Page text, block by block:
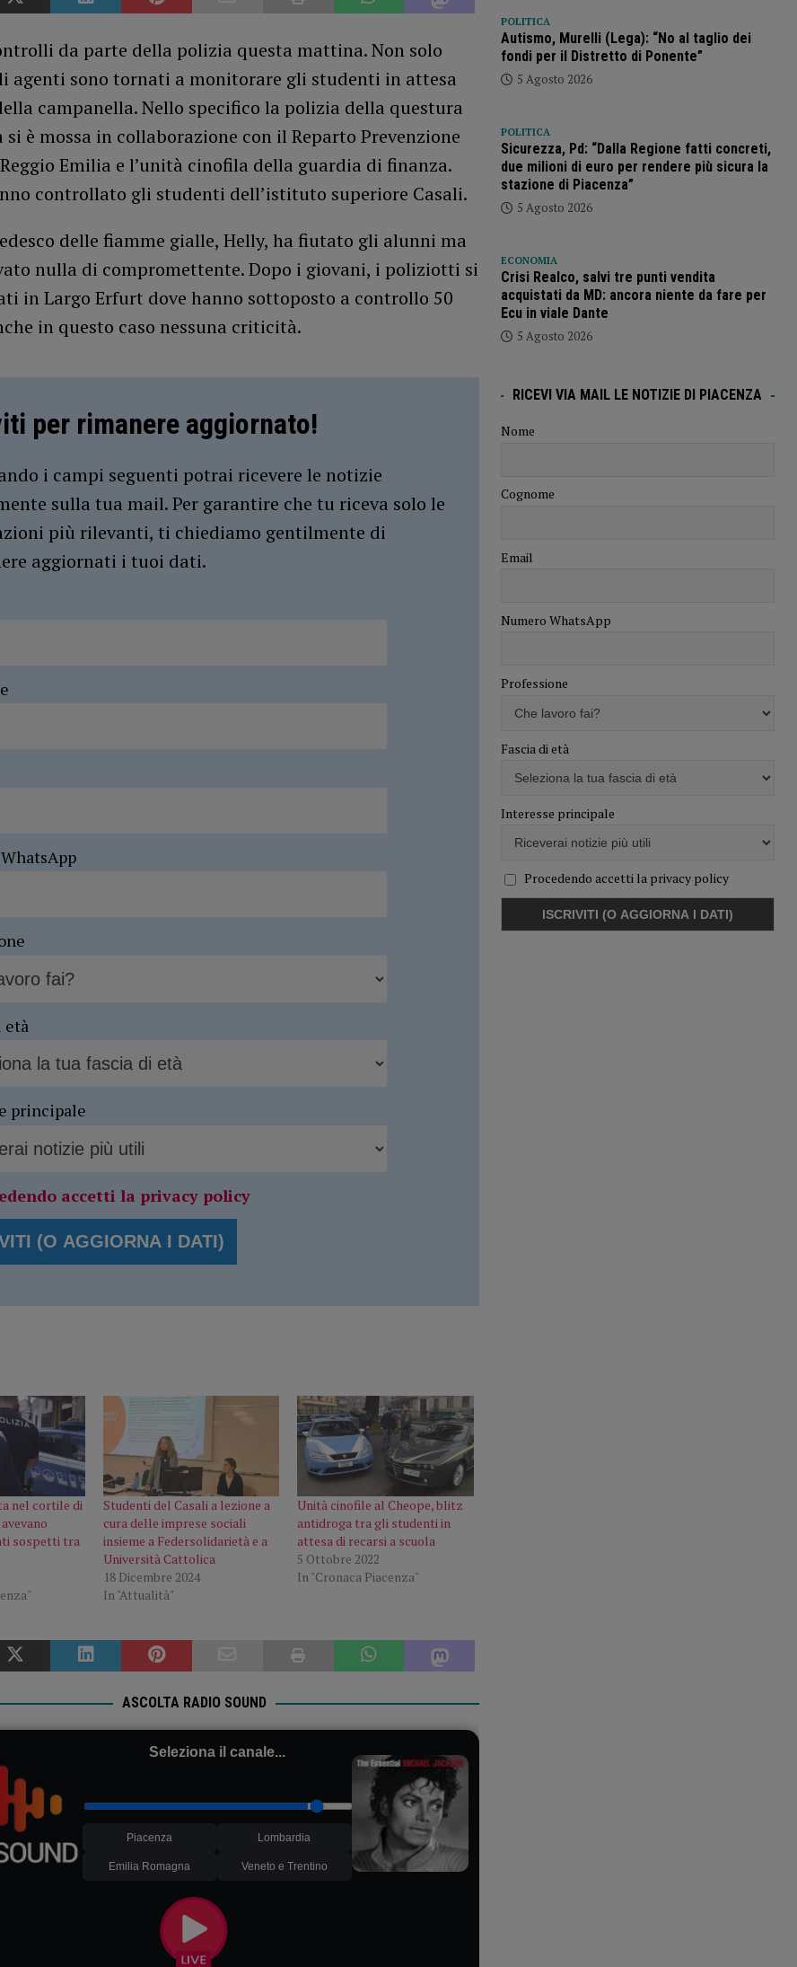
da parte della polizia questa mattina. Non solo
agenti sono tornati a monitorare gli studenti in attesa
campanella. Nello specifico la polizia della questura
si è mossa in collaborazione con il Reparto Prevenzione
Emilia e l’unità cinofila della guardia di finanza.
controllato gli studenti dell’istituto superiore Casali.
delle fiamme gialle, Helly, ha fiutato gli alunni ma
nulla di compromettente. Dopo i giovani, i poliziotti si
in Largo Erfurt dove hanno sottoposto a controllo 50
in questo caso nessuna criticità.
per rimanere aggiornato!
i campi seguenti potrai ricevere le notizie
sulla tua mail. Per garantire che tu riceva solo le
più rilevanti, ti chiediamo gentilmente di
aggiornati i tuoi dati.
età
principale
accetti la privacy policy
nel cortile di
sospetti tra
Studenti del Casali a lezione a
cura delle imprese sociali
insieme a Federsolidarietà e a
Università Cattolica
18 Dicembre 2024
In "Attualità"
Unità cinofile al Cheope, blitz
antidroga tra gli studenti in
attesa di recarsi a scuola
5 Ottobre 2022
In "Cronaca Piacenza"
ASCOLTA RADIO SOUND
Seleziona il canale...
Piacenza Lombardia
Emilia Romagna Veneto e Trentino
POLITICA
Autismo, Murelli (Lega): “No al taglio dei
fondi per il Distretto di Ponente”
5 Agosto 2026
POLITICA
Sicurezza, Pd: “Dalla Regione fatti concreti,
due milioni di euro per rendere più sicura la
stazione di Piacenza”
5 Agosto 2026
ECONOMIA
Crisi Realco, salvi tre punti vendita
acquistati da MD: ancora niente da fare per
Ecu in viale Dante
5 Agosto 2026
RICEVI VIA MAIL LE NOTIZIE DI PIACENZA
Nome
Cognome
Email
Numero WhatsApp
Professione
Fascia di età
Interesse principale
Procedendo accetti la privacy policy